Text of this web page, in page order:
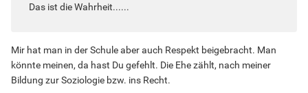
Das ist die Wahrheit......
Mir hat man in der Schule aber auch Respekt beigebracht. Man
könnte meinen, da hast Du gefehlt. Die Ehe zählt, nach meiner
Bildung zur Soziologie bzw. ins Recht.